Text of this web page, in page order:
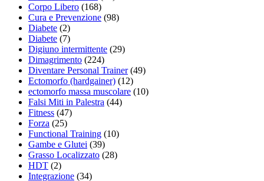
Corpo Libero (168)
Cura e Prevenzione (98)
Diabete (2)
Diabete (7)
Digiuno intermittente (29)
Dimagrimento (224)
Diventare Personal Trainer(49)
Ectomorfo (hardgainer) (12)
ectomorfo massa muscolare (10)
Falsi Miti in Palestra (44)
Fitness (47)
Forza (25)
Functional Training (10)
Gambe e Glutei (39)
Grasso Localizzato (28)
HDT (2)
Integrazione (34)